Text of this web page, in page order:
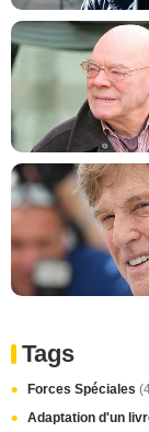
Tags
Forces Spéciales
Adaptation d'un